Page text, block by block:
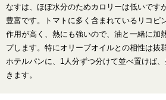
なすは、ほぼ水分のためカロリーは低いです
豊富です。トマトに多く含まれているリコピ
作用が高く、熱にも強いので、油と一緒に加
プします。特にオリーブオイルとの相性は抜
ホテルパンに、1人分ずつ分けて並べ置けば
きます。